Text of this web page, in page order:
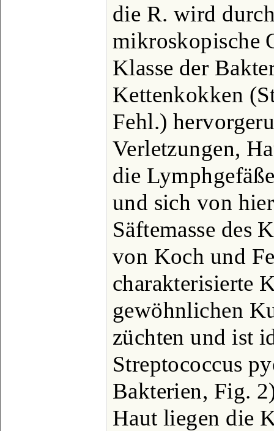
die R. wird
mikroskopische
Klasse der
Kettenkokken
Fehl.)
Verletzungen,
die
und sich von
Säftemasse des
von Koch und
charakterisierte
gewöhnlichen
züchten und ist
Streptococcus
Bakterien, Fig.
Haut liegen die